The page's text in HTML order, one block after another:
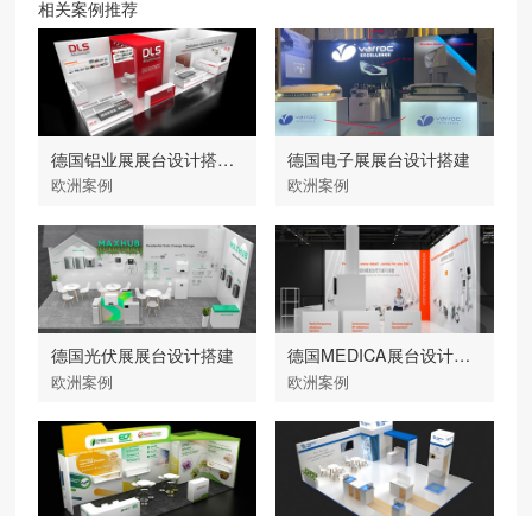
相关案例推荐
德国铝业展展台设计搭建-大力神
欧洲案例
德国电子展展台设计搭建
欧洲案例
德国光伏展展台设计搭建
欧洲案例
德国MEDICA展台设计搭建
欧洲案例